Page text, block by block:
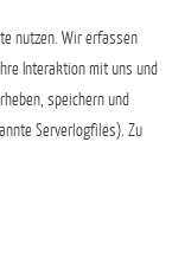
nutzen. Wir erfassen
Interaktion mit uns und
speichern und
Serverlogfiles). Zu